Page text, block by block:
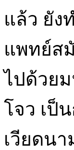
แล้ว ยัง
แพทย์ส
ไปด้วย
โจว เป็
เวียดน